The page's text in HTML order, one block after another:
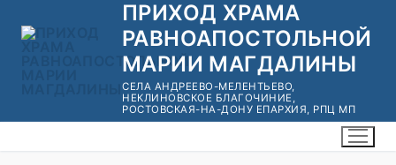
ПРИХОД ХРАМА
РАВНОАПОСТОЛЬНОЙ
МАРИИ МАГДАЛИНЫ
СЕЛА АНДРЕЕВО-МЕЛЕНТЬЕВО,
НЕКЛИНОВСКОЕ БЛАГОЧИНИЕ,
РОСТОВСКАЯ-НА-ДОНУ ЕПАРХИЯ, РПЦ МП